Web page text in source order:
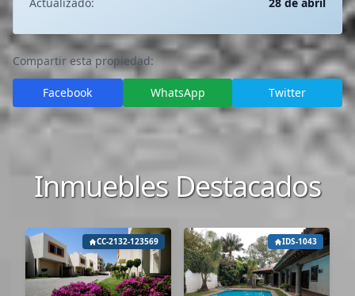
Compartir esta propiedad:
Facebook WhatsApp Twitter
Inmuebles Destacados
CC-2132-123569 IDS-1043